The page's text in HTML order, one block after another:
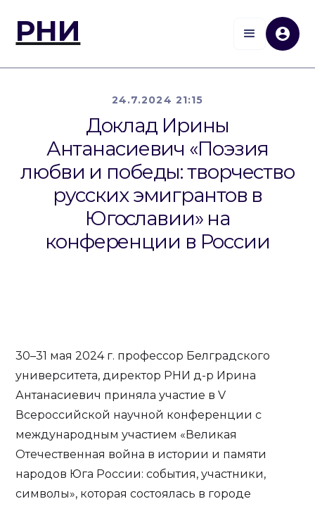
РНИ
24.7.2024 21:15
Доклад Ирины
Антанасиевич «Поэзия
любви и победы: творчество
русских эмигрантов в
Югославии» на
конференции в России
30–31 мая 2024 г. профессор Белградского
университета, директор РНИ д-р Ирина
Антанасиевич приняла участие в V
Всероссийской научной конференции с
международным участием «Великая
Отечественная война в истории и памяти
народов Юга России: события, участники,
символы», которая состоялась в городе